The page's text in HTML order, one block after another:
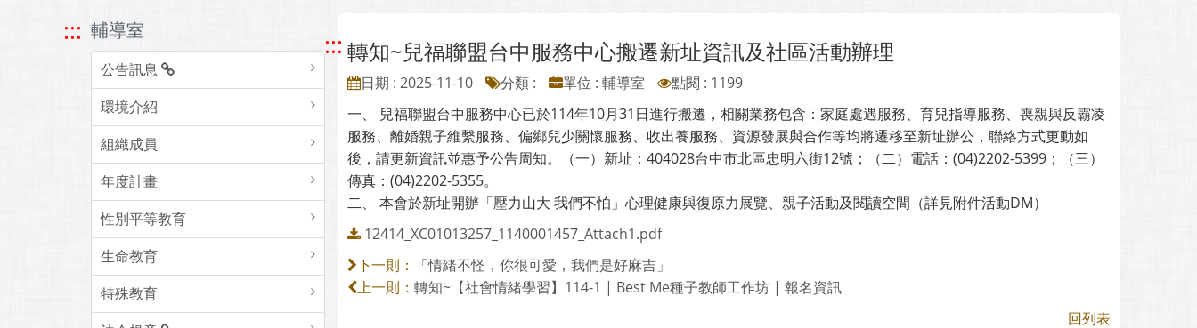
::: 輔導室
公告訊息
環境介紹
組織成員
年度計畫
性別平等教育
生命教育
特殊教育
::: 轉知~兒福聯盟台中服務中心搬遷新址資訊及社區活動辦理
日期 : 2025-11-10 分類 : 單位 : 輔導室
點閱 : 1199
一、 兒福聯盟台中服務中心已於114年10月31日進行搬遷，相關業務包含：家庭處遇服務、育兒指導服務、喪親與反霸凌
服務、離婚親子維繫服務、偏鄉兒少關懷服務、收出養服務、資源發展與合作等均將遷移至新址辦公，聯絡方式更動如
後，請更新資訊並惠予公告周知。（一）新址：404028台中市北區忠明六街12號；（二）電話：(04)2202-5399；（三）
傳真：(04)2202-5355。
二、 本會於新址開辦「壓力山大 我們不怕」心理健康與復原力展覽、親子活動及閱讀空間（詳見附件活動DM）
12414_XC01013257_1140001457_Attach1.pdf
下一則： 「情緒不怪，你很可愛，我們是好麻吉」
上一則： 轉知~【社會情緒學習】114-1 | Best Me種子教師工作坊 | 報名資訊
回列表